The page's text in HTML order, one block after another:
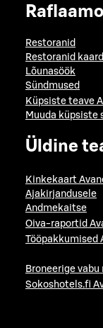
Restoranid
Restoranid
Lõunasöök
Sündmused
Küpsiste teave
Muuda küpsiste
Üldine
Kinkekaart
Ajakirjandusele
Andmekaitse
Oiva-raportid
Tööpakkumised
Broneerige vabu
Sokoshotels.fi